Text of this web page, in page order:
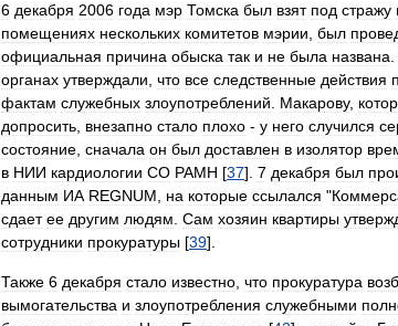
6 декабря 2006 года мэр Томска был взят под стражу
помещениях нескольких комитетов мэрии был
официальная причина обыска так и не была названа
органах утверждали что все следственные действия
фактам служебных злоупотреблений Макарову,
допросить внезапно стало плохо - у него случился
состояние сначала он был доставлен в изолятор
в НИИ кардиологии СО РАМН [37]. 7 декабря был
данным ИА REGNUM на которые ссылался "
сдает ее другим людям Сам хозяин квартиры
сотрудники прокуратуры [39].
Также 6 декабря стало известно что прокуратура
вымогательства и злоупотребления служебными